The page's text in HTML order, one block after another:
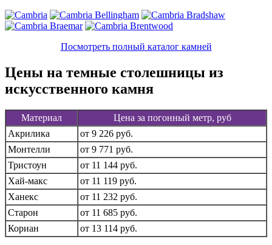
Посмотреть полный каталог камней
Цены на темные столешницы из
искусственного камня
Материал
Цена за погонный метр, руб
Акрилика
от 9 226 руб.
Монтелли
от 9 771 руб.
Тристоун
от 11 144 руб.
Хай-макс
от 11 119 руб.
Ханекс
от 11 232 руб.
Старон
от 11 685 руб.
Кориан
от 13 114 руб.